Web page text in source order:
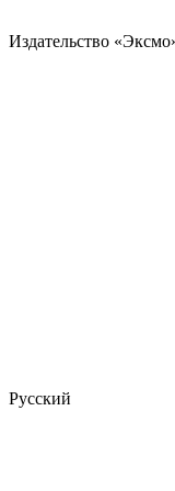
Издательство
Русский